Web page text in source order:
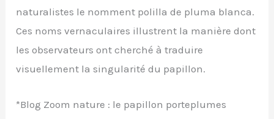
naturalistes le nomment polilla de pluma blanca.
Ces noms vernaculaires illustrent la manière dont
les observateurs ont cherché à traduire
visuellement la singularité du papillon.
*Blog Zoom nature : le papillon porteplumes